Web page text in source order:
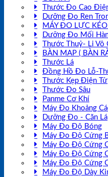
Thước Đo Cao
Dưỡng Đo Ren
MÁY ĐO LỰC KÉO
Dưỡng Đo Mối
Thước Thuỷ- Li Vô
BÀN MAP ( BÀN
Thước Lá
Đồng Hồ Đo Lỗ-
Thước Kẹp Điện Tử
Thước Đo Sâu
Panme Cơ Khí
Máy Đo Khoảng
Dưỡng Đo - Căn Lá
Máy Đo Độ Bóng
Máy Đo Độ Cứng
Máy Đo Độ Cứng
Máy Đo Độ Cứng
Máy Đo Độ Cứng
Máy Đo Độ Dày